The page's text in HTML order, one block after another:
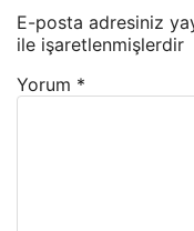
E-posta adresiniz
ile işaretlenmişlerdir
Yorum *